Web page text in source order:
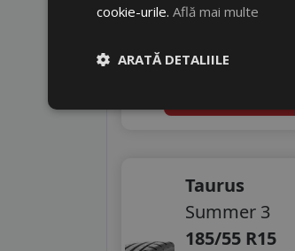
Taurus
Summer 3
185/55 R15
cookie-urile. Află mai multe
ARATĂ DETALIILE